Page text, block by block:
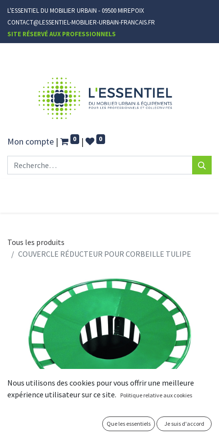
L'ESSENTIEL DU MOBILIER URBAIN - 09500 MIREPOIX
CONTACT@LESSENTIEL-MOBILIER-URBAIN-FRANCAIS.FR
SITE RÉSERVÉ AUX PROFESSIONNELS
Mon compte | 0 | 0
Tous les produits
COUVERCLE RÉDUCTEUR POUR CORBEILLE TULIPE
Nous utilisons des cookies pour vous offrir une meilleure
expérience utilisateur sur ce site.
Politique relative aux cookies
Que les essentiels Je suis d'accord